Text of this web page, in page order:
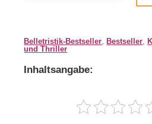
Belletristik-Bestseller ,Bestseller ,
und Thriller
Inhaltsangabe: